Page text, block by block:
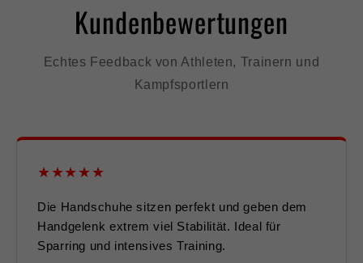
Kundenbewertungen
Echtes Feedback von Athleten, Trainern und
Kampfsportlern
★★★★★
Die Handschuhe sitzen perfekt und geben dem
Handgelenk extrem viel Stabilität. Ideal für
Sparring und intensives Training.